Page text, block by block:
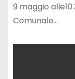
9 maggio
Comunale…